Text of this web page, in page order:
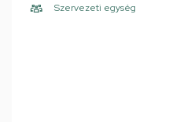
Szervezeti egység